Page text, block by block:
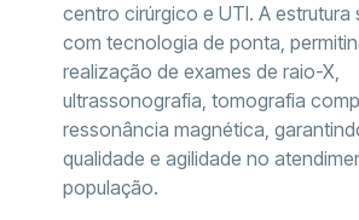
centro cirúrgico e UTI. A estrutura
com tecnologia de ponta,
realização de exames de raio-X,
ultrassonografia, tomografia
ressonância magnética,
qualidade e agilidade no
população.